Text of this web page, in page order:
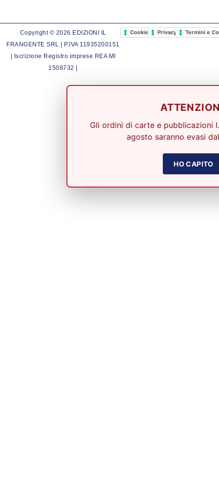
Copyright © 2026 EDIZIONI IL
FRANGENTE SRL | P.IVA 11935200151
| Iscrizione Registro imprese REA MI
1508732 |
Cookie PolicyPrivacy PolicyTermini e
Gli ordini di carte e pubblicazioni
agosto saranno evasi
HO CAPITO